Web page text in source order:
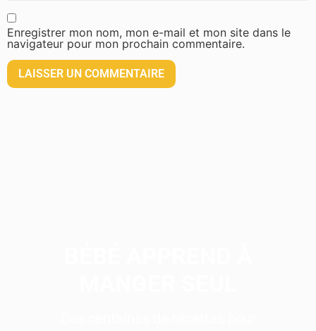
Enregistrer mon nom, mon e-mail et mon site dans le
navigateur pour mon prochain commentaire.